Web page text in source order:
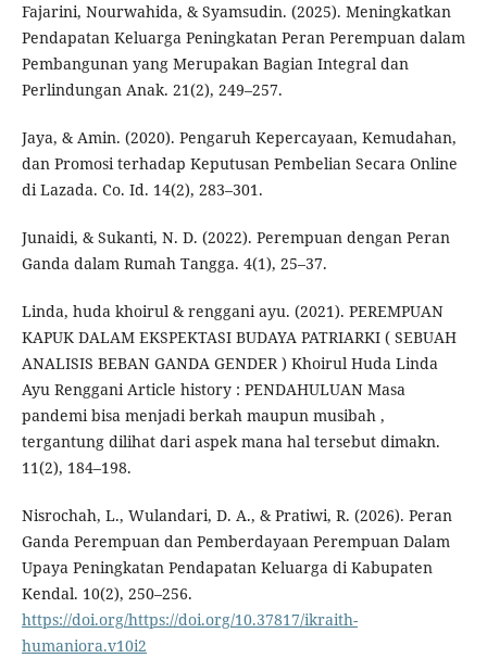
Fajarini, Nourwahida, & Syamsudin. (2025). Meningkatkan
Pendapatan Keluarga Peningkatan Peran Perempuan dalam
Pembangunan yang Merupakan Bagian Integral dan
Perlindungan Anak. 21(2), 249–257.
Jaya, & Amin. (2020). Pengaruh Kepercayaan, Kemudahan,
dan Promosi terhadap Keputusan Pembelian Secara Online
di Lazada. Co. Id. 14(2), 283–301.
Junaidi, & Sukanti, N. D. (2022). Perempuan dengan Peran
Ganda dalam Rumah Tangga. 4(1), 25–37.
Linda, huda khoirul & renggani ayu. (2021). PEREMPUAN
KAPUK DALAM EKSPEKTASI BUDAYA PATRIARKI ( SEBUAH
ANALISIS BEBAN GANDA GENDER ) Khoirul Huda Linda
Ayu Renggani Article history : PENDAHULUAN Masa
pandemi bisa menjadi berkah maupun musibah ,
tergantung dilihat dari aspek mana hal tersebut dimakn.
11(2), 184–198.
Nisrochah, L., Wulandari, D. A., & Pratiwi, R. (2026). Peran
Ganda Perempuan dan Pemberdayaan Perempuan Dalam
Upaya Peningkatan Pendapatan Keluarga di Kabupaten
Kendal. 10(2), 250–256.
https://doi.org/https://doi.org/10.37817/ikraith-
humaniora.v10i2